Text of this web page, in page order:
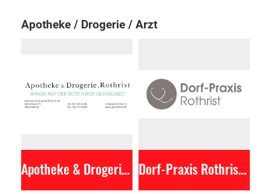
Apotheke / Drogerie / Arzt
Apotheke & Drogerie Rothrist AG Dorf-Praxis Rothrist AG